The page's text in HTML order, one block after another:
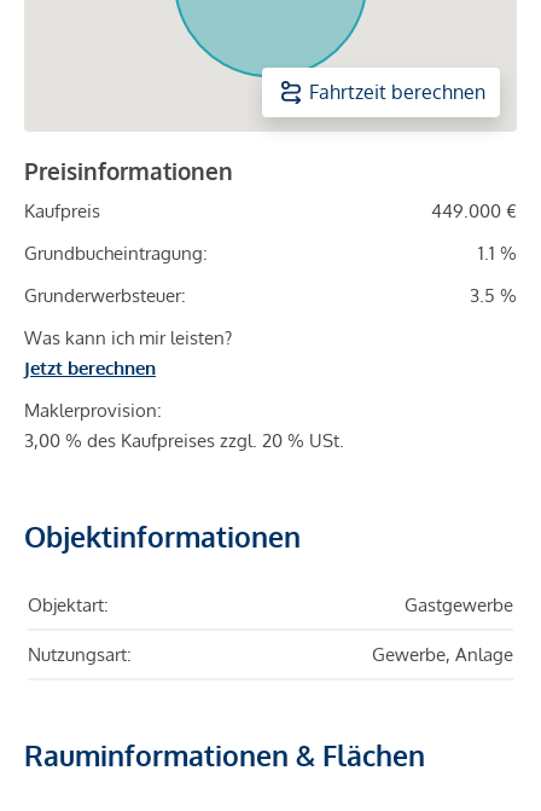
Fahrtzeit berechnen
Preisinformationen
Kaufpreis
449.000 €
Grundbucheintragung:
1.1 %
Grunderwerbsteuer:
3.5 %
Was kann ich mir leisten?
Jetzt berechnen
Maklerprovision:
3,00 % des Kaufpreises zzgl. 20 % USt.
Objektinformationen
Objektart: Gastgewerbe
Nutzungsart: Gewerbe, Anlage
Rauminformationen & Flächen